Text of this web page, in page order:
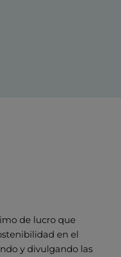
de lucro que
en el
y divulgando las